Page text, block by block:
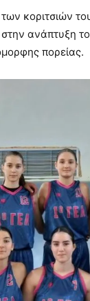
κοριτσιών
ανάπτυξη
πορείας.